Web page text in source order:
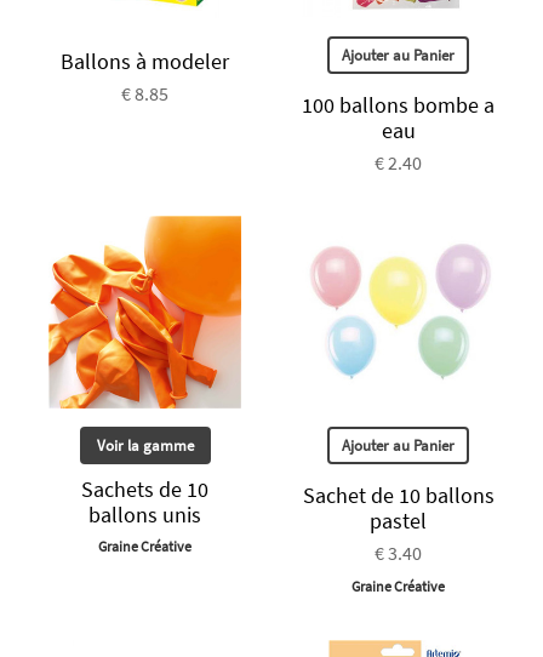
Ballons à modeler
€ 8.85
Ajouter au Panier
100 ballons bombe a
eau
€ 2.40
Voir la gamme
Sachets de 10
ballons unis
Graine Créative
Ajouter au Panier
Sachet de 10 ballons
pastel
€ 3.40
Graine Créative